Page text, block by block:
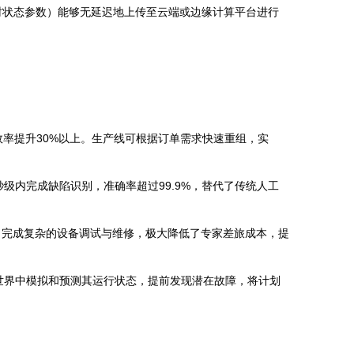
态参数）能够无延迟地上传至云端或边缘计算平台进行
提升30%以上。生产线可根据订单需求快速重组，实
内完成缺陷识别，准确率超过99.9%，替代了传统人工
成复杂的设备调试与维修，极大降低了专家差旅成本，提
中模拟和预测其运行状态，提前发现潜在故障，将计划